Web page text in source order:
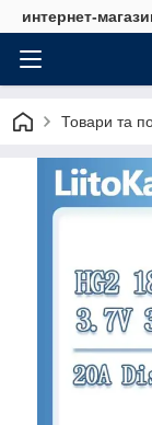
интернет-
Товари та